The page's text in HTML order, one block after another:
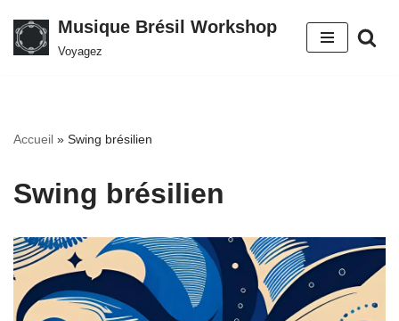
Aller
Musique Brésil Workshop
Voyagez
Accueil » Swing brésilien
Swing brésilien